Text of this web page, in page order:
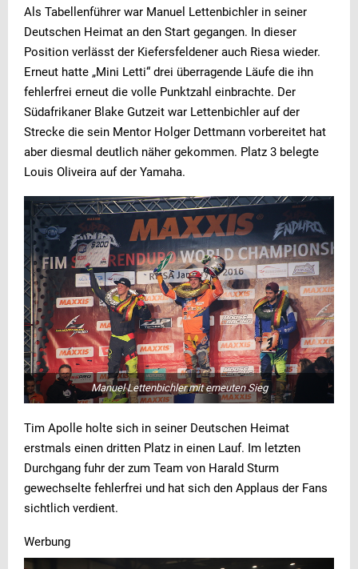
Als Tabellenführer war Manuel Lettenbichler in seiner
Deutschen Heimat an den Start gegangen. In dieser
Position verlässt der Kiefersfeldener auch Riesa wieder.
Erneut hatte „Mini Letti“ drei überragende Läufe die ihn
fehlerfrei erneut die volle Punktzahl einbrachte. Der
Südafrikaner Blake Gutzeit war Lettenbichler auf der
Strecke die sein Mentor Holger Dettmann vorbereitet hat
aber diesmal deutlich näher gekommen. Platz 3 belegte
Louis Oliveira auf der Yamaha.
Manuel Lettenbichler mit erneuten Sieg
Tim Apolle holte sich in seiner Deutschen Heimat
erstmals einen dritten Platz in einen Lauf. Im letzten
Durchgang fuhr der zum Team von Harald Sturm
gewechselte fehlerfrei und hat sich den Applaus der Fans
sichtlich verdient.
Werbung